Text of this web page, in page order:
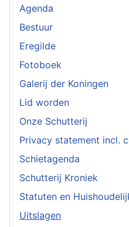
Agenda
Bestuur
Eregilde
Fotoboek
Galerij der Koningen
Lid worden
Onze Schutterij
Privacy statement incl.
Schietagenda
Schutterij Kroniek
Statuten en
Uitslagen